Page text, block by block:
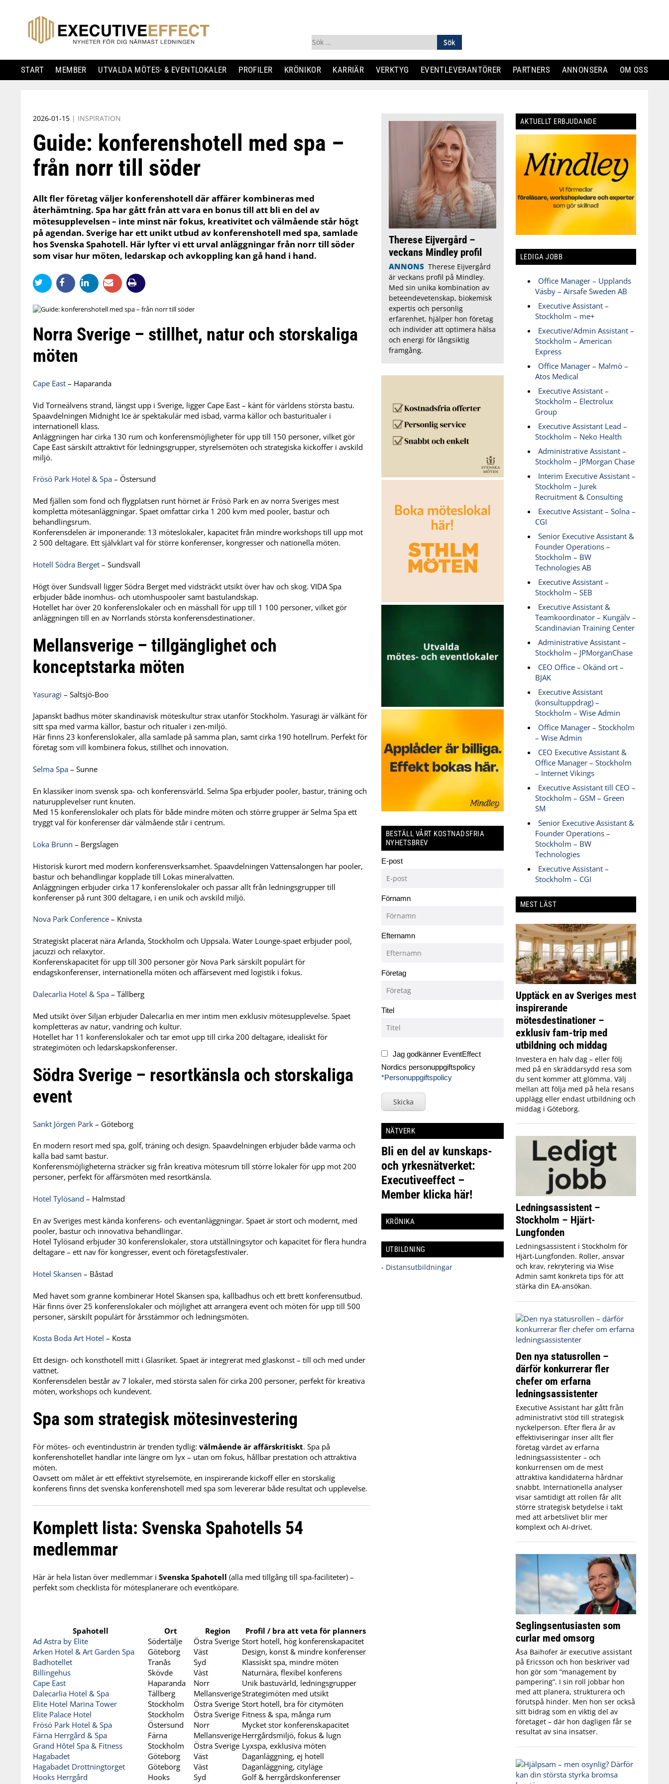
Sök
efter:
START MEMBER UTVALDA MÖTES- & EVENTLOKALER PROFILER KRÖNIKOR KARRIÄR VERKTYG EVENTLEVERANTÖRER PARTNERS ANNONSERA OM OSS
to
2026-01-15 | INSPIRATION
Guide: konferenshotell med spa –
från norr till söder
Allt fler företag väljer konferenshotell där affärer kombineras med
återhämtning. Spa har gått från att vara en bonus till att bli en del av
mötesupplevelsen – inte minst när fokus, kreativitet och välmående står högt
på agendan. Sverige har ett unikt utbud av konferenshotell med spa, samlade
hos Svenska Spahotell. Här lyfter vi ett urval anläggningar från norr till söder
som visar hur möten, ledarskap och avkoppling kan gå hand i hand.
Norra Sverige – stillhet, natur och storskaliga
möten
Cape East – Haparanda
Vid Torneälvens strand, längst upp i Sverige, ligger Cape East – känt för världens största bastu.
Spaavdelningen Midnight Ice är spektakulär med isbad, varma källor och basturitualer i
internationell klass.
Anläggningen har cirka 130 rum och konferensmöjligheter för upp till 150 personer, vilket gör
Cape East särskilt attraktivt för ledningsgrupper, styrelsemöten och strategiska kickoffer i avskild
miljö.
Frösö Park Hotel & Spa – Östersund
Med fjällen som fond och flygplatsen runt hörnet är Frösö Park en av norra Sveriges mest
kompletta mötesanläggningar. Spaet omfattar cirka 1 200 kvm med pooler, bastur och
behandlingsrum.
Konferensdelen är imponerande: 13 möteslokaler, kapacitet från mindre workshops till upp mot
2 500 deltagare. Ett självklart val för större konferenser, kongresser och nationella möten.
Hotell Södra Berget – Sundsvall
Högt över Sundsvall ligger Södra Berget med vidsträckt utsikt över hav och skog. VIDA Spa
erbjuder både inomhus- och utomhuspooler samt bastulandskap.
Hotellet har över 20 konferenslokaler och en mässhall för upp till 1 100 personer, vilket gör
anläggningen till en av Norrlands största konferensdestinationer.
Mellansverige – tillgänglighet och
konceptstarka möten
Yasuragi – Saltsjö-Boo
Japanskt badhus möter skandinavisk möteskultur strax utanför Stockholm. Yasuragi är välkänt för
sitt spa med varma källor, bastur och ritualer i zen-miljö.
Här finns 23 konferenslokaler, alla samlade på samma plan, samt cirka 190 hotellrum. Perfekt för
företag som vill kombinera fokus, stillhet och innovation.
Selma Spa – Sunne
En klassiker inom svensk spa- och konferensvärld. Selma Spa erbjuder pooler, bastur, träning och
naturupplevelser runt knuten.
Med 15 konferenslokaler och plats för både mindre möten och större grupper är Selma Spa ett
tryggt val för konferenser där välmående står i centrum.
Loka Brunn – Bergslagen
Historisk kurort med modern konferensverksamhet. Spaavdelningen Vattensalongen har pooler,
bastur och behandlingar kopplade till Lokas mineralvatten.
Anläggningen erbjuder cirka 17 konferenslokaler och passar allt från ledningsgrupper till
konferenser på runt 300 deltagare, i en unik och avskild miljö.
Nova Park Conference – Knivsta
Strategiskt placerat nära Arlanda, Stockholm och Uppsala. Water Lounge-spaet erbjuder pool,
jacuzzi och relaxytor.
Konferenskapacitet för upp till 300 personer gör Nova Park särskilt populärt för
endagskonferenser, internationella möten och affärsevent med logistik i fokus.
Dalecarlia Hotel & Spa – Tällberg
Med utsikt över Siljan erbjuder Dalecarlia en mer intim men exklusiv mötesupplevelse. Spaet
kompletteras av natur, vandring och kultur.
Hotellet har 11 konferenslokaler och tar emot upp till cirka 200 deltagare, idealiskt för
strategimöten och ledarskapskonferenser.
Södra Sverige – resortkänsla och storskaliga
event
Sankt Jörgen Park – Göteborg
En modern resort med spa, golf, träning och design. Spaavdelningen erbjuder både varma och
kalla bad samt bastur.
Konferensmöjligheterna sträcker sig från kreativa mötesrum till större lokaler för upp mot 200
personer, perfekt för affärsmöten med resortkänsla.
Hotel Tylösand – Halmstad
En av Sveriges mest kända konferens- och eventanläggningar. Spaet är stort och modernt, med
pooler, bastur och innovativa behandlingar.
Hotel Tylösand erbjuder 30 konferenslokaler, stora utställningsytor och kapacitet för flera hundra
deltagare – ett nav för kongresser, event och företagsfestivaler.
Hotel Skansen – Båstad
Med havet som granne kombinerar Hotel Skansen spa, kallbadhus och ett brett konferensutbud.
Här finns över 25 konferenslokaler och möjlighet att arrangera event och möten för upp till 500
personer, särskilt populärt för årsstämmor och ledningsmöten.
Kosta Boda Art Hotel – Kosta
Ett design- och konsthotell mitt i Glasriket. Spaet är integrerat med glaskonst – till och med under
vattnet.
Konferensdelen består av 7 lokaler, med största salen för cirka 200 personer, perfekt för kreativa
möten, workshops och kundevent.
Spa som strategisk mötesinvestering
För mötes- och eventindustrin är trenden tydlig: välmående är affärskritiskt. Spa på
konferenshotellet handlar inte längre om lyx – utan om fokus, hållbar prestation och attraktiva
möten.
Oavsett om målet är ett effektivt styrelsemöte, en inspirerande kickoff eller en storskalig
konferens finns det svenska konferenshotell med spa som levererar både resultat och upplevelse.
Komplett lista: Svenska Spahotells 54
medlemmar
Här är hela listan över medlemmar i Svenska Spahotell (alla med tillgång till spa-faciliteter) –
perfekt som checklista för mötesplanerare och eventköpare.
Spahotell Ort Region
Profil / bra att veta för planners
Ad Astra by Elite
Södertälje Östra Sverige Stort hotell, hög konferenskapacitet
Arken Hotel & Art Garden Spa
Göteborg Väst
Design, konst & mindre konferenser
Badhotellet
Tranås Syd
Klassiskt spa, mindre möten
Billingehus
Skövde Väst
Naturnära, flexibel konferens
Cape East
Haparanda Norr
Unik bastuvärld, ledningsgrupper
Dalecarlia Hotel & Spa
Tällberg MellansverigeStrategimöten med utsikt
Elite Hotel Marina Tower
Stockholm Östra Sverige Stort hotell, bra för citymöten
Elite Palace Hotel
Stockholm Östra Sverige Fitness & spa, många rum
Frösö Park Hotel & Spa
Östersund Norr
Mycket stor konferenskapacitet
Färna Herrgård & Spa
Färna MellansverigeHerrgårdsmiljö, fokus & lugn
Grand Hôtel Spa & Fitness
Stockholm Östra Sverige Lyxspa, exklusiva möten
Hagabadet
Göteborg Väst
Daganläggning, ej hotell
Hagabadet Drottningtorget
Göteborg Väst
Daganläggning, cityläge
Hooks Herrgård
Hooks Syd
Golf & herrgårdskonferenser
Therese Eijvergård –
veckans Mindley profil
ANNONS Therese Eijvergård
är veckans profil på Mindley.
Med sin unika kombination av
beteendevetenskap, biokemisk
expertis och personlig
erfarenhet, hjälper hon företag
och individer att optimera hälsa
och energi för långsiktig
framgång.
BESTÄLL VÅRT KOSTNADSFRIA
NYHETSBREV
E-post
Förnamn
Efternamn
Företag
Titel
Jag godkänner EventEffect
Nordics personuppgiftspolicy
*Personuppgiftspolicy
Skicka
NÄTVERK
Bli en del av kunskaps-
och yrkesnätverket:
Executiveeffect –
Member klicka här!
KRÖNIKA
UTBILDNING
- Distansutbildningar
AKTUELLT ERBJUDANDE
LEDIGA JOBB
Office Manager – Upplands
Väsby – Airsafe Sweden AB
Executive Assistant –
Stockholm – me+
Executive/Admin Assistant –
Stockholm – American
Express
Office Manager – Malmö –
Atos Medical
Executive Assistant –
Stockholm – Electrolux
Group
Executive Assistant Lead –
Stockholm – Neko Health
Administrative Assistant –
Stockholm – JPMorgan Chase
Interim Executive Assistant –
Stockholm – Jurek
Recruitment & Consulting
Executive Assistant – Solna –
CGI
Senior Executive Assistant &
Founder Operations –
Stockholm – BW
Technologies AB
Executive Assistant –
Stockholm – SEB
Executive Assistant &
Teamkoordinator – Kungälv –
Scandinavian Training Center
Administrative Assistant –
Stockholm – JPMorganChase
CEO Office – Okänd ort –
BJAK
Executive Assistant
(konsultuppdrag) –
Stockholm – Wise Admin
Office Manager – Stockholm
– Wise Admin
CEO Executive Assistant &
Office Manager – Stockholm
– Internet Vikings
Executive Assistant till CEO –
Stockholm – GSM – Green
SM
Senior Executive Assistant &
Founder Operations –
Stockholm – BW
Technologies
Executive Assistant –
Stockholm – CGI
MEST LÄST
Upptäck en av Sveriges mest
inspirerande
mötesdestinationer –
exklusiv fam-trip med
utbildning och middag
Investera en halv dag – eller följ
med på en skräddarsydd resa som
du sent kommer att glömma. Välj
mellan att följa med på hela resans
upplägg eller endast utbildning och
middag i Göteborg.
Ledningsassistent –
Stockholm – Hjärt-
Lungfonden
Ledningsassistent i Stockholm för
Hjärt-Lungfonden. Roller, ansvar
och krav, rekrytering via Wise
Admin samt konkreta tips för att
stärka din EA-ansökan.
Den nya statusrollen –
därför konkurrerar fler
chefer om erfarna
ledningsassistenter
Executive Assistant har gått från
administrativt stöd till strategisk
nyckelperson. Efter flera år av
effektiviseringar inser allt fler
företag värdet av erfarna
ledningsassistenter – och
konkurrensen om de mest
attraktiva kandidaterna hårdnar
snabbt. Internationella analyser
visar samtidigt att rollen får allt
större strategisk betydelse i takt
med att arbetslivet blir mer
komplext och AI-drivet.
Seglingsentusiasten som
curlar med omsorg
Åsa Baihofer är executive assistant
på Ericsson och hon beskriver vad
hon gör som ”management by
pampering”. I sin roll jobbar hon
med att planera, strukturera och
förutspå hinder. Men hon ser också
sitt bidrag som en viktig del av
företaget – där hon dagligen får se
resultat av sina insatser.